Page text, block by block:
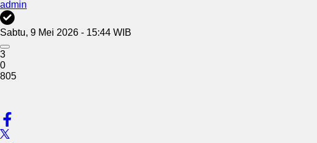
admin
Sabtu, 9 Mei 2026 - 15:44 WIB
3
0
805